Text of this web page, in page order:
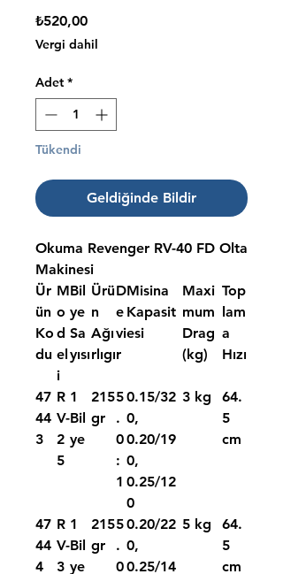
₺520,00Fiyat
Vergi dahil
Adet *
Tükendi
Geldiğinde Bildir
Okuma Revenger RV-40 FD Olta
Makinesi
Ür
ün
Ko
du
M
o
d
el
i
Bil
ye
Sa
yısı
Ürü
n
Ağı
rlıgı
D
e
vi
r
Misina
Kapasit
esi
Maxi
mum
Drag
(kg)
Top
lam
a
Hızı
47
44
3
R
V-
2
5
1
Bil
ye
215
gr
5
.
0
:
1
0.15/32
0,
0.20/19
0,
0.25/12
0
3 kg
64.
5
cm
47
44
4
R
V-
3
1
Bil
ye
215
gr
5
.
0
0.20/22
0,
0.25/14
5 kg
64.
5
cm